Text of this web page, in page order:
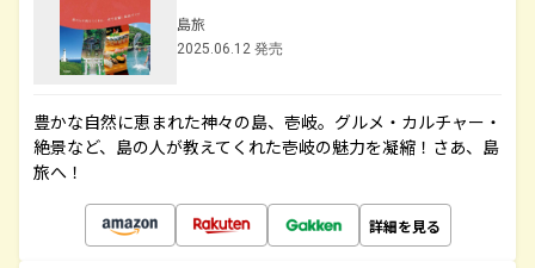
島旅
2025.06.12 発売
豊かな自然に恵まれた神々の島、壱岐。グルメ・カルチャー・
絶景など、島の人が教えてくれた壱岐の魅力を凝縮！さあ、島
旅へ！
詳細を見る